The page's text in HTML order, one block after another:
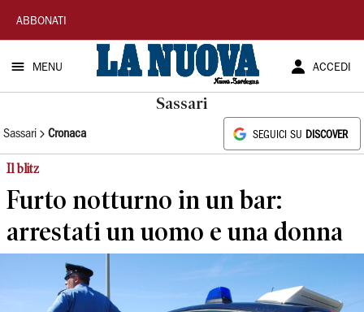
La
Nuova
Sardegna
ABBONATI
MENU ACCEDI
Sassari
Sassari Cronaca SEGUICI SU DISCOVER
Il blitz
Furto notturno in un bar:
arrestati un uomo e una donna